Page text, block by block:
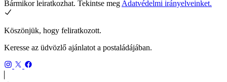
Bármikor leiratkozhat. Tekintse meg Adatvédelmi irányelveinket.
Köszönjük, hogy feliratkozott.
Keresse az üdvözlő ajánlatot a postaládájában.